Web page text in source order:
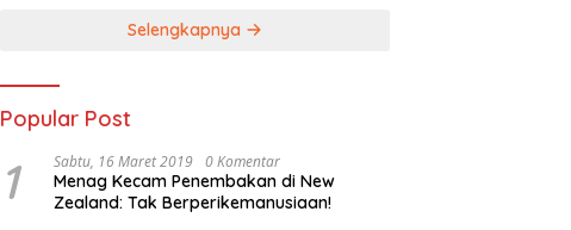
Selengkapnya
Popular Post
1 Sabtu, 16 Maret 2019 0 Komentar
Menag Kecam Penembakan di New
Zealand: Tak Berperikemanusiaan!